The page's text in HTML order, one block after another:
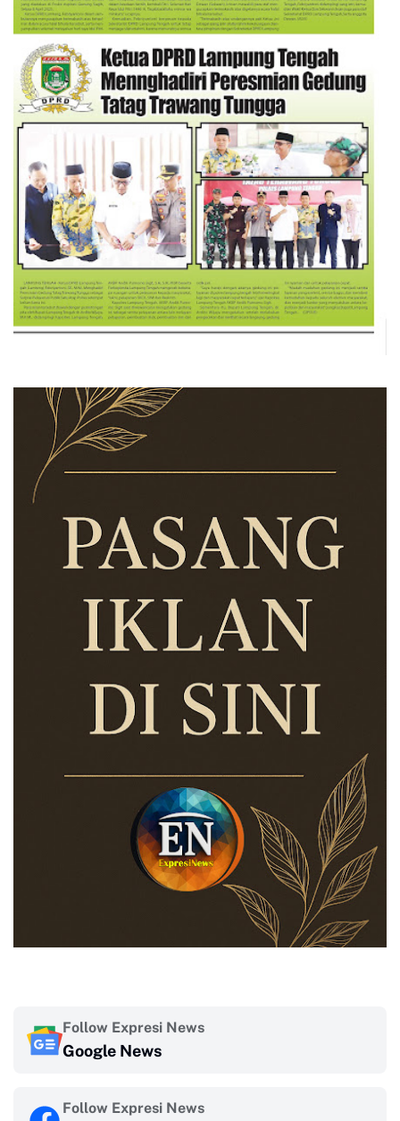
Follow Expresi News
Google News
Follow Expresi News